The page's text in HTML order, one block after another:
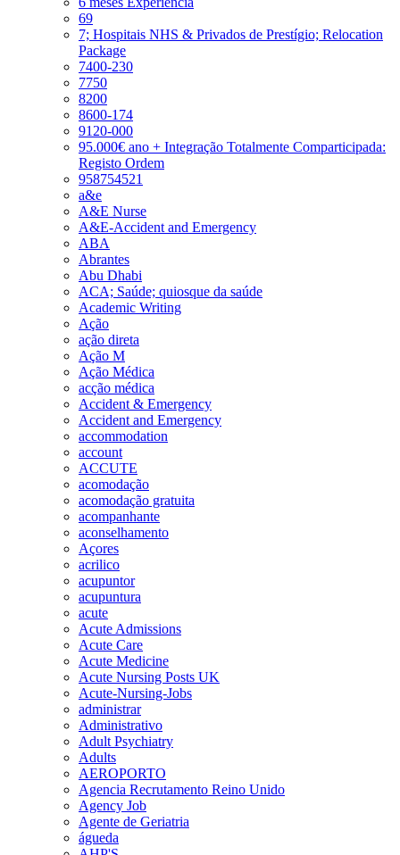
69
7; Hospitais NHS & Privados de Prestígio; Relocation
Package
7400-230
7750
8200
8600-174
9120-000
95.000€ ano + Integração Totalmente Comparticipada:
Registo Ordem
958754521
a&e
A&E Nurse
A&E-Accident and Emergency
ABA
Abrantes
Abu Dhabi
ACA; Saúde; quiosque da saúde
Academic Writing
Ação
ação direta
Ação M
Ação Médica
acção médica
Accident & Emergency
Accident and Emergency
accommodation
account
ACCUTE
acomodação
acomodação gratuita
acompanhante
aconselhamento
Açores
acrilico
acupuntor
acupuntura
acute
Acute Admissions
Acute Care
Acute Medicine
Acute Nursing Posts UK
Acute-Nursing-Jobs
administrar
Administrativo
Adult Psychiatry
Adults
AEROPORTO
Agencia Recrutamento Reino Unido
Agency Job
Agente de Geriatria
águeda